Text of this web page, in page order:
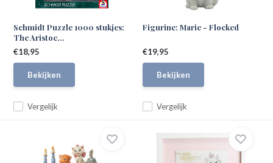
Schmidt Puzzle 1000 stukjes:
The Aristoc...
Vergelijk
€18,95
Bekijken
Figurine: Marie - Flocked
Vergelijk
€19,95
Bekijken